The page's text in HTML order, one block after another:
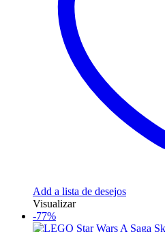
Add a lista de desejos
Visualizar
-77%